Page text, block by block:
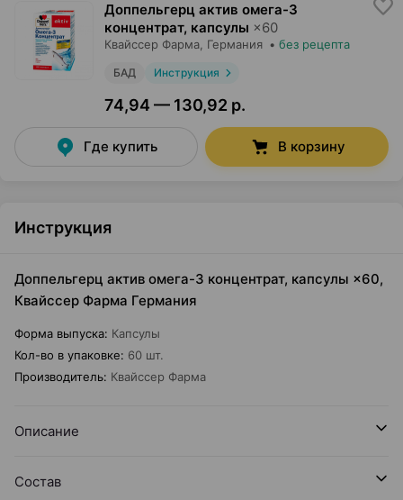
Доппельгерц актив омега-3
концентрат, капсулы ×60
Квайссер Фарма , Германия • без рецепта
БАД Инструкция
74,94 — 130,92 р.
Где купить В корзину
Инструкция
Доппельгерц актив омега-3 концентрат, капсулы ×60,
Квайссер Фарма Германия
Форма выпуска: Капсулы
Кол-во в упаковке: 60 шт.
Производитель: Квайссер Фарма
Описание
Состав